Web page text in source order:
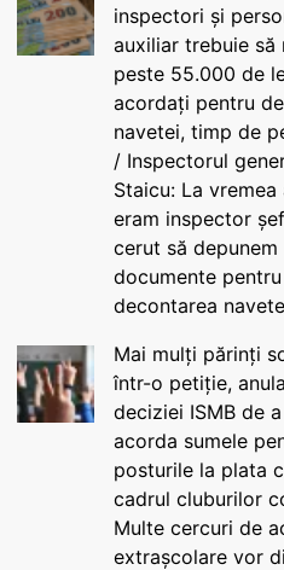
inspectori și
auxiliar trebuie să
peste 55.000 de
acordați pentru
navetei, timp de
/ Inspectorul
Staicu: La vremea
eram inspector
cerut să depunem
documente pentru
decontarea
Mai mulți părinți
într-o petiție,
deciziei ISMB de
acorda sumele
posturile la plata
cadrul cluburilor
Multe cercuri de
extrașcolare vor